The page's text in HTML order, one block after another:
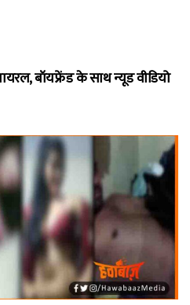
बॉयफ्रेंड के साथ न्यूड वीडियो